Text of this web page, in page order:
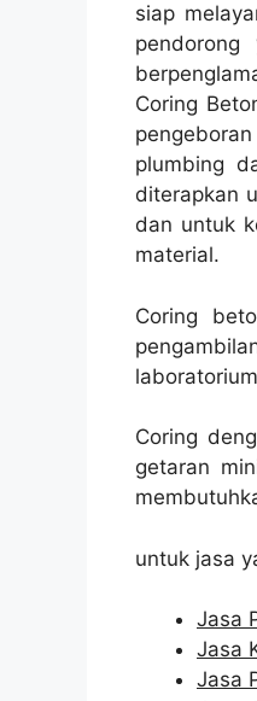
siap
Coring
plumbing
diterapkan
dan untuk
material.
Coring
Coring
getaran
untuk jasa
Jasa
Jasa
Jasa